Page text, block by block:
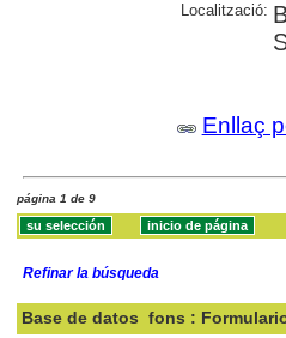
Localització:
Enllaç
página 1 de 9
Refinar la búsqueda
Base de datos fons :